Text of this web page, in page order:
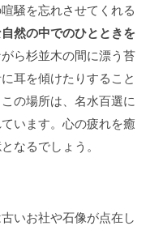
騒を忘れさせてくれる
然の中でのひとときを
ら杉並木の間に漂う苔
耳を傾けたりすること
の場所は、名水百選に
います。心の疲れを癒
なるでしょう。
いお社や石像が点在し